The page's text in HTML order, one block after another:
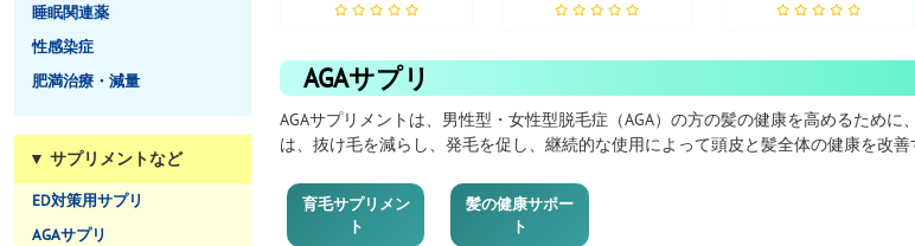
睡眠関連薬
性感染症
肥満治療・減量
▼ サプリメントなど
ED対策用サプリ
AGAサプリ
AGAサプリ
AGAサプリメントは、男性型・女性型脱毛症（AGA）の方の髪の健康を高めるため
は、抜け毛を減らし、発毛を促し、継続的な使用によって頭皮と髪全体の健康を改善
育毛サプリメン
ト
髪の健康サポー
ト